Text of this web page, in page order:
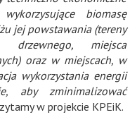
biomasę
jej powstawania (tereny
drzewnego, miejsca
oraz w miejscach, w
wykorzystania energii
aby zminimalizować
w projekcie KPEiK.